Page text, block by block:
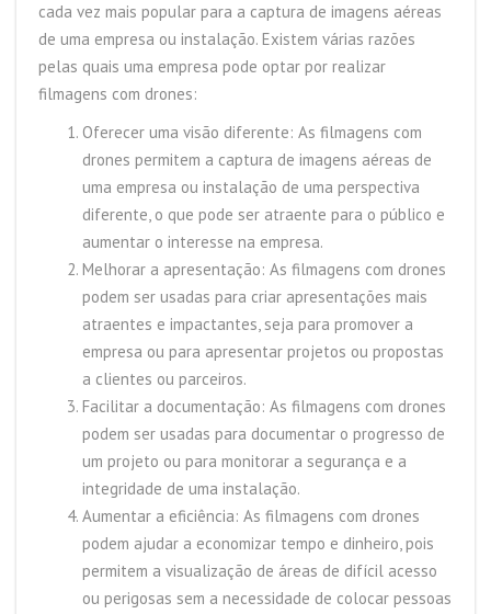
cada vez mais popular para a captura de imagens aéreas
de uma empresa ou instalação. Existem várias razões
pelas quais uma empresa pode optar por realizar
filmagens com drones:
Oferecer uma visão diferente: As filmagens com
drones permitem a captura de imagens aéreas de
uma empresa ou instalação de uma perspectiva
diferente, o que pode ser atraente para o público e
aumentar o interesse na empresa.
Melhorar a apresentação: As filmagens com drones
podem ser usadas para criar apresentações mais
atraentes e impactantes, seja para promover a
empresa ou para apresentar projetos ou propostas
a clientes ou parceiros.
Facilitar a documentação: As filmagens com drones
podem ser usadas para documentar o progresso de
um projeto ou para monitorar a segurança e a
integridade de uma instalação.
Aumentar a eficiência: As filmagens com drones
podem ajudar a economizar tempo e dinheiro, pois
permitem a visualização de áreas de difícil acesso
ou perigosas sem a necessidade de colocar pessoas